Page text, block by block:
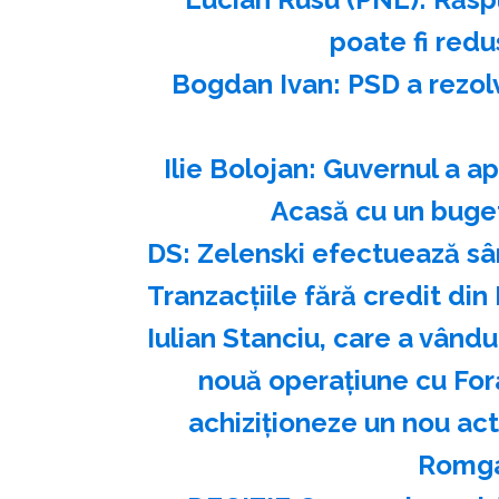
poate fi
Bogdan Ivan: PSD a
Ilie Bolojan: Guvernul a
Acasă cu un
DS: Zelenski efectuează
Tranzacțiile fără credit din
Iulian Stanciu, care a
nouă operațiune cu
achiziționeze un nou